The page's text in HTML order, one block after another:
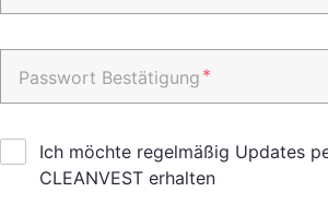
Passwort Bestätigung *
Ich möchte regelmäßig Updates
CLEANVEST erhalten